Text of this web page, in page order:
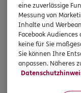
eine zuverlässige
Messung von
Inhalte und
Facebook Audiences
keine für Sie
Sie können Ihre
anpassen. Näheres